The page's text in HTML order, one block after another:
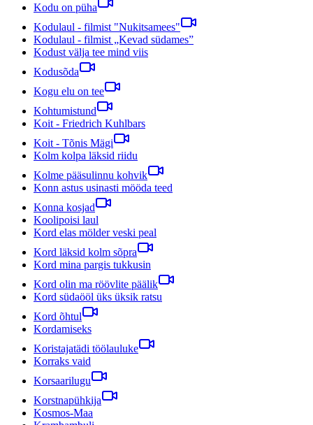
Kodu on püha
Kodulaul - filmist "Nukitsamees"
Kodulaul - filmist „Kevad südames”
Kodust välja tee mind viis
Kodusõda
Kogu elu on tee
Kohtumistund
Koit - Friedrich Kuhlbars
Koit - Tõnis Mägi
Kolm kolpa läksid riidu
Kolme pääsulinnu kohvik
Konn astus usinasti mööda teed
Konna kosjad
Koolipoisi laul
Kord elas mölder veski peal
Kord läksid kolm sõpra
Kord mina pargis tukkusin
Kord olin ma röövlite päälik
Kord südaööl üks üksik ratsu
Kord õhtul
Kordamiseks
Koristajatädi töölauluke
Korraks vaid
Korsaarilugu
Korstnapühkija
Kosmos-Maa